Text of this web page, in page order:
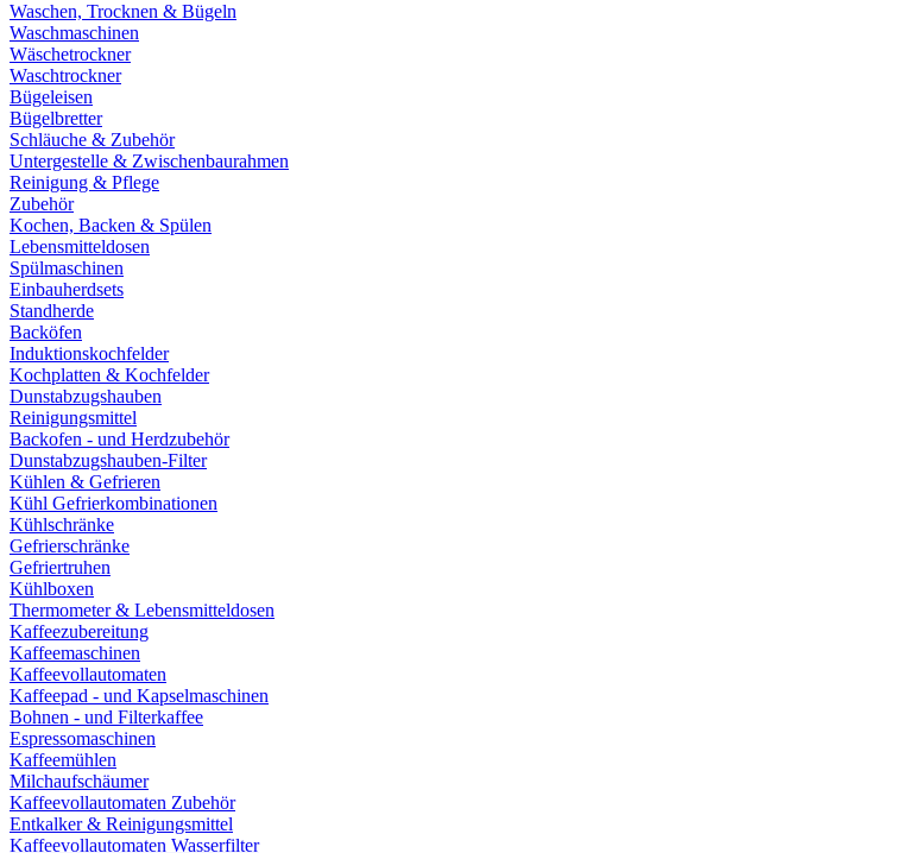
Waschen, Trocknen & Bügeln
Waschmaschinen
Wäschetrockner
Waschtrockner
Bügeleisen
Bügelbretter
Schläuche & Zubehör
Untergestelle & Zwischenbaurahmen
Reinigung & Pflege
Zubehör
Kochen, Backen & Spülen
Lebensmitteldosen
Spülmaschinen
Einbauherdsets
Standherde
Backöfen
Induktionskochfelder
Kochplatten & Kochfelder
Dunstabzugshauben
Reinigungsmittel
Backofen - und Herdzubehör
Dunstabzugshauben-Filter
Kühlen & Gefrieren
Kühl Gefrierkombinationen
Kühlschränke
Gefrierschränke
Gefriertruhen
Kühlboxen
Thermometer & Lebensmitteldosen
Kaffeezubereitung
Kaffeemaschinen
Kaffeevollautomaten
Kaffeepad - und Kapselmaschinen
Bohnen - und Filterkaffee
Espressomaschinen
Kaffeemühlen
Milchaufschäumer
Kaffeevollautomaten Zubehör
Entkalker & Reinigungsmittel
Kaffeevollautomaten Wasserfilter